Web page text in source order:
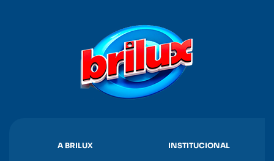
A BRILUX INSTITUCIONAL